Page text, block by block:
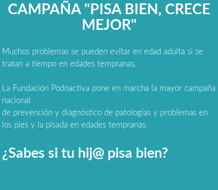
CAMPAÑA "PISA BIEN, CRECE
MEJOR"
Muchos problemas se pueden evitar en edad adulta si se
tratan a tiempo en edades tempranas.
La Fundación Podoactiva pone en marcha la mayor campaña
nacional
de prevención y diagnóstico de patologías y problemas en
los pies y la pisada en edades tempranas.
¿Sabes si tu hij@ pisa bien?